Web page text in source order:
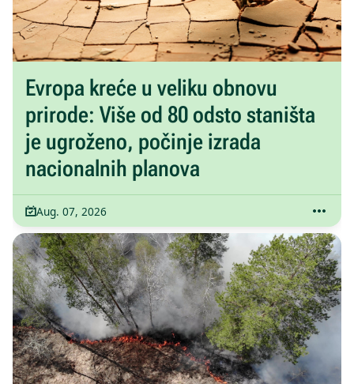
Evropa kreće u veliku obnovu
prirode: Više od 80 odsto staništa
je ugroženo, počinje izrada
nacionalnih planova
Aug. 07, 2026